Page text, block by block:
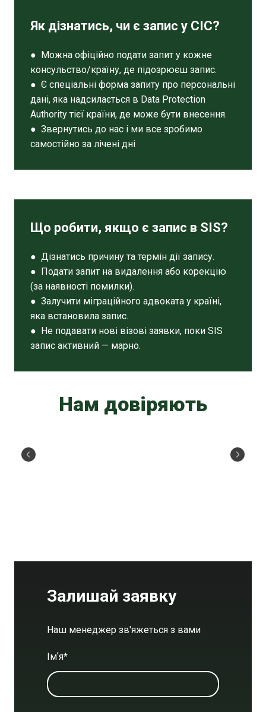
Як дізнатись, чи є запис у СІС?
● Можна офіційно подати запит у кожне
консульство/країну, де підозрюєш запис.
● Є спеціальні форма запиту про персональні
дані, яка надсилається в Data Protection
Authority тієї країни, де може бути внесення.
● Звернутись до нас і ми все зробимо
самостійно за лічені дні
Що робити, якщо є запис в SIS?
● Дізнатись причину та термін дії запису.
● Подати запит на видалення або корекцію
(за наявності помилки).
● Залучити міграційного адвоката у країні,
яка встановила запис.
● Не подавати нові візові заявки, поки SIS
запис активний — марно.
Нам довіряють
Залишай заявку
Наш менеджер зв'яжеться з вами
Імʼя*